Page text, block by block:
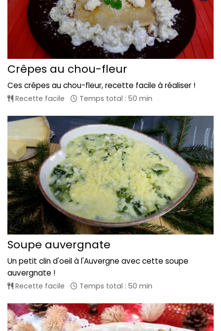
Crêpes au chou-fleur
Ces crêpes au chou-fleur, recette facile à réaliser !
Recette facile Temps total : 50 min
Soupe auvergnate
Un petit clin d'oeil à l'Auvergne avec cette soupe
auvergnate !
Recette facile Temps total : 50 min